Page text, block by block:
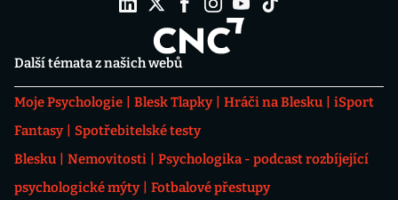
Další témata z našich webů
Moje Psychologie Blesk Tlapky Hráči na Blesku
iSport
Fantasy
Spotřebitelské testy
Blesku
Nemovitosti
Psychologika - podcast rozbíjející
psychologické mýty
Fotbalové přestupy